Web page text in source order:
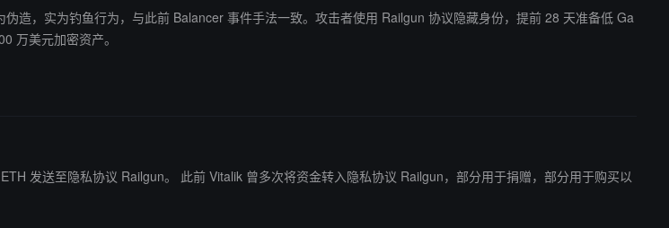
造，实为钓鱼行为，与此前 Balancer 事件手法一致。攻击者使用 Railgun 协议隐藏身份，提前 28 天准备低 Ga
万美元加密资产。
私协议 Railgun，部分用于捐赠，部分用于购买以